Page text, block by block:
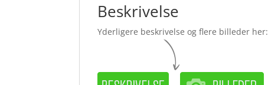
Beskrivelse
Yderligere beskrivelse og flere billeder her: